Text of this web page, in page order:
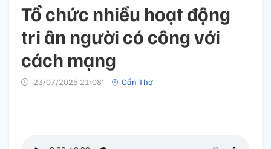
Tổ chức nhiều hoạt động
tri ân người có công với
cách mạng
23/07/2025 21:08’ Cần Thơ